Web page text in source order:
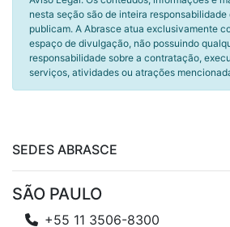
nesta seção são de inteira
publicam. A Abrasce atua exclusivamente
espaço de divulgação, não possuindo
responsabilidade sobre a contratação,
serviços, atividades ou atrações
SEDES ABRASCE
SÃO PAULO
+55 11 3506-8300